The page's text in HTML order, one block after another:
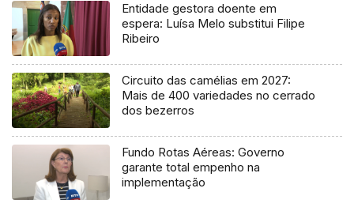
Entidade gestora doente em
espera: Luísa Melo substitui Filipe
Ribeiro
Circuito das camélias em 2027:
Mais de 400 variedades no cerrado
dos bezerros
Fundo Rotas Aéreas: Governo
garante total empenho na
implementação